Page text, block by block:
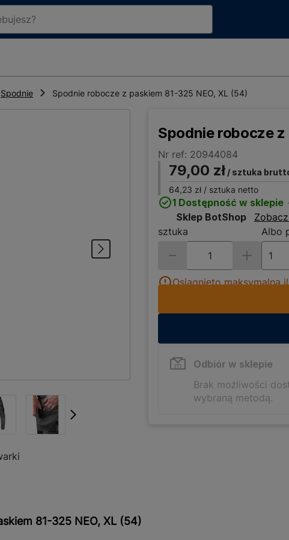
Spodnie Spodnie robocze z paskiem 81-325 NEO, XL (54)
Spodnie robocze z
Nr ref: 20944084
79,00 zł / sztuka
64,23 zł / sztuka netto
1 Dostępność w sklepie
Sklep BotShop
sztuka
Albo
Osiągnięto maksymalną
Odbiór w sklepie
Brak możliwości
wybraną metodą.
81-325 NEO, XL (54)